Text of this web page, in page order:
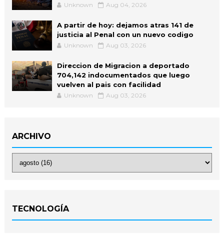
Unknown Aug 04, 2026
A partir de hoy: dejamos atras 141 de
justicia al Penal con un nuevo codigo
Unknown Aug 03, 2026
Direccion de Migracion a deportado
704,142 indocumentados que luego
vuelven al pais con facilidad
Unknown Aug 03, 2026
ARCHIVO
TECNOLOGÍA